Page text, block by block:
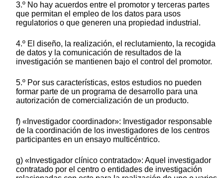
3.º No hay acuerdos entre el promotor y terceras partes
que permitan el empleo de los datos para usos
regulatorios o que generen una propiedad industrial.
4.º El diseño, la realización, el reclutamiento, la recogida
de datos y la comunicación de resultados de la
investigación se mantienen bajo el control del promotor.
5.º Por sus características, estos estudios no pueden
formar parte de un programa de desarrollo para una
autorización de comercialización de un producto.
f) «Investigador coordinador»: Investigador responsable
de la coordinación de los investigadores de los centros
participantes en un ensayo multicéntrico.
g) «Investigador clínico contratado»: Aquel investigador
contratado por el centro o entidades de investigación